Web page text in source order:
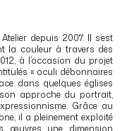
depuis 2007. Il s’est
la couleur à travers des
à l’occasion du projet
« oculi débonnaires
dans quelques églises
approche du portrait,
Grâce au
il a pleinement exploité
œuvres une dimension